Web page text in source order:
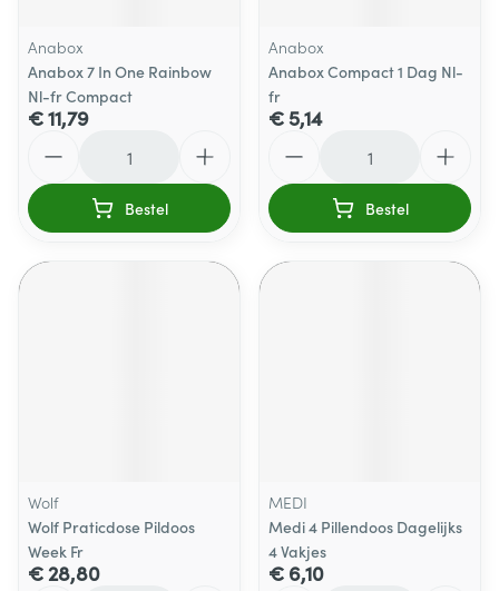
Anabox
Anabox 7 In One Rainbow
Nl-fr Compact
€ 11,79
Bestel
Anabox
Anabox Compact 1 Dag Nl-
fr
€ 5,14
Bestel
Wolf
Wolf Praticdose Pildoos
Week Fr
€ 28,80
MEDI
Medi 4 Pillendoos Dagelijks
4 Vakjes
€ 6,10